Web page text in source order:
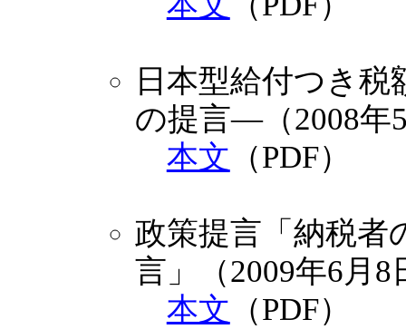
日本型給付つき
の提言―（2008年
本文 （PDF）
政策提言「納税者
言」（2009年6月8
本文 （PDF